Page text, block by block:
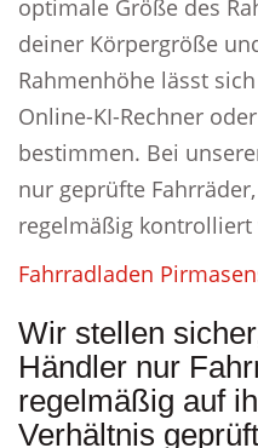
optimale Größe des
deiner Körpergröße
Rahmenhöhe lässt
Online-KI-Rechner
bestimmen. Bei
nur geprüfte
regelmäßig kontrolliert
Fahrradladen
Wir stellen
Händler nur
regelmäßig auf
Verhältnis